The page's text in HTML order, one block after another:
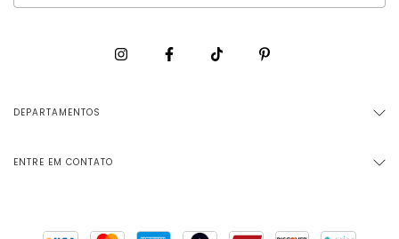
DEPARTAMENTOS
ENTRE EM CONTATO